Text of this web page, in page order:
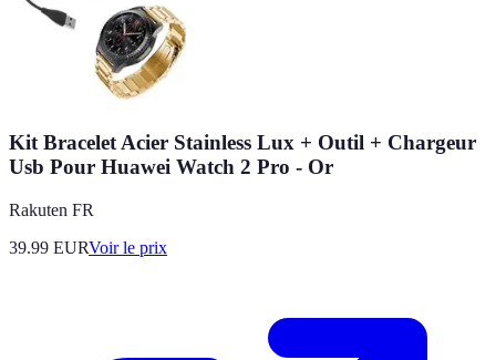
Kit Bracelet Acier Stainless Lux + Outil + Chargeur
Usb Pour Huawei Watch 2 Pro - Or
Rakuten FR
39.99 EURVoir le prix